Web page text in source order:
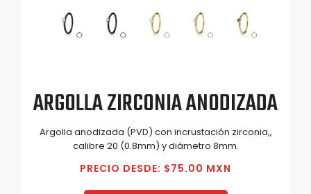
ARGOLLA ZIRCONIA ANODIZADA
Argolla anodizada (PVD) con incrustación zirconia,,
calibre 20 (0.8mm) y diámetro 8mm.
PRECIO DESDE: $75.00 MXN